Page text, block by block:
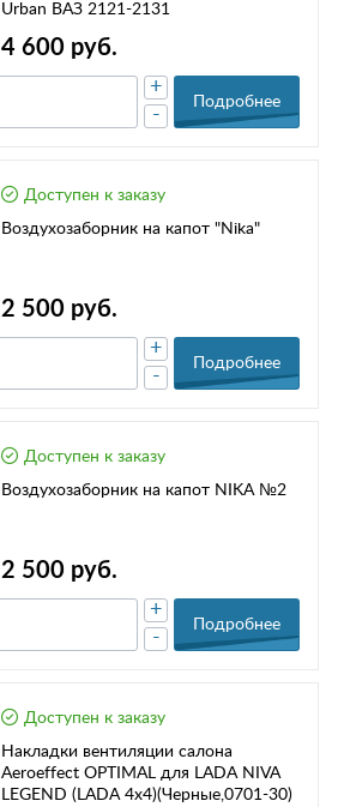
Urban ВАЗ 2121-2131
4 600 руб.
-
+
Подробнее
Доступен к заказу
Воздухозаборник на капот "Nika"
2 500 руб.
-
+
Подробнее
Доступен к заказу
Воздухозаборник на капот NIKA №2
2 500 руб.
-
+
Подробнее
Доступен к заказу
Накладки вентиляции салона
Aeroeffect OPTIMAL для LADA NIVA
LEGEND (LADA 4x4)(Черные,0701-30)